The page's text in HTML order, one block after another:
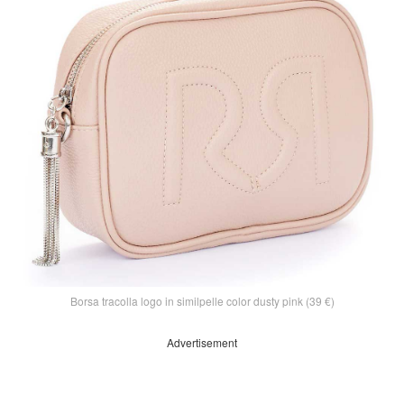
Borsa tracolla logo in similpelle color dusty pink (39 €)
Advertisement